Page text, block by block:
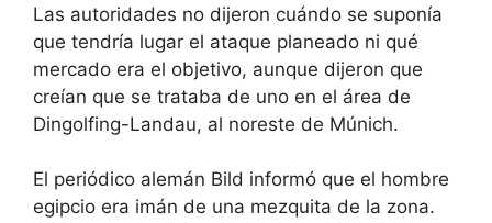
Las autoridades no dijeron cuándo se suponía
que tendría lugar el ataque planeado ni qué
mercado era el objetivo, aunque dijeron que
creían que se trataba de uno en el área de
Dingolfing-Landau, al noreste de Múnich.
El periódico alemán Bild informó que el hombre
egipcio era imán de una mezquita de la zona.